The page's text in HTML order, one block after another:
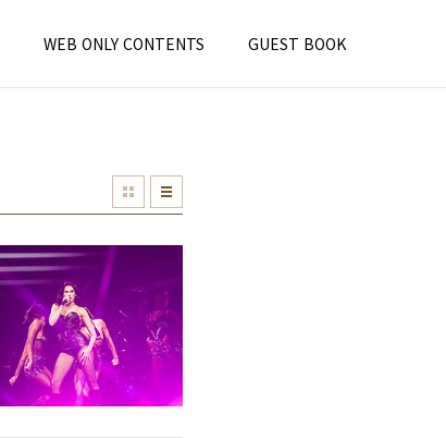
WEB ONLY CONTENTS GUEST BOOK